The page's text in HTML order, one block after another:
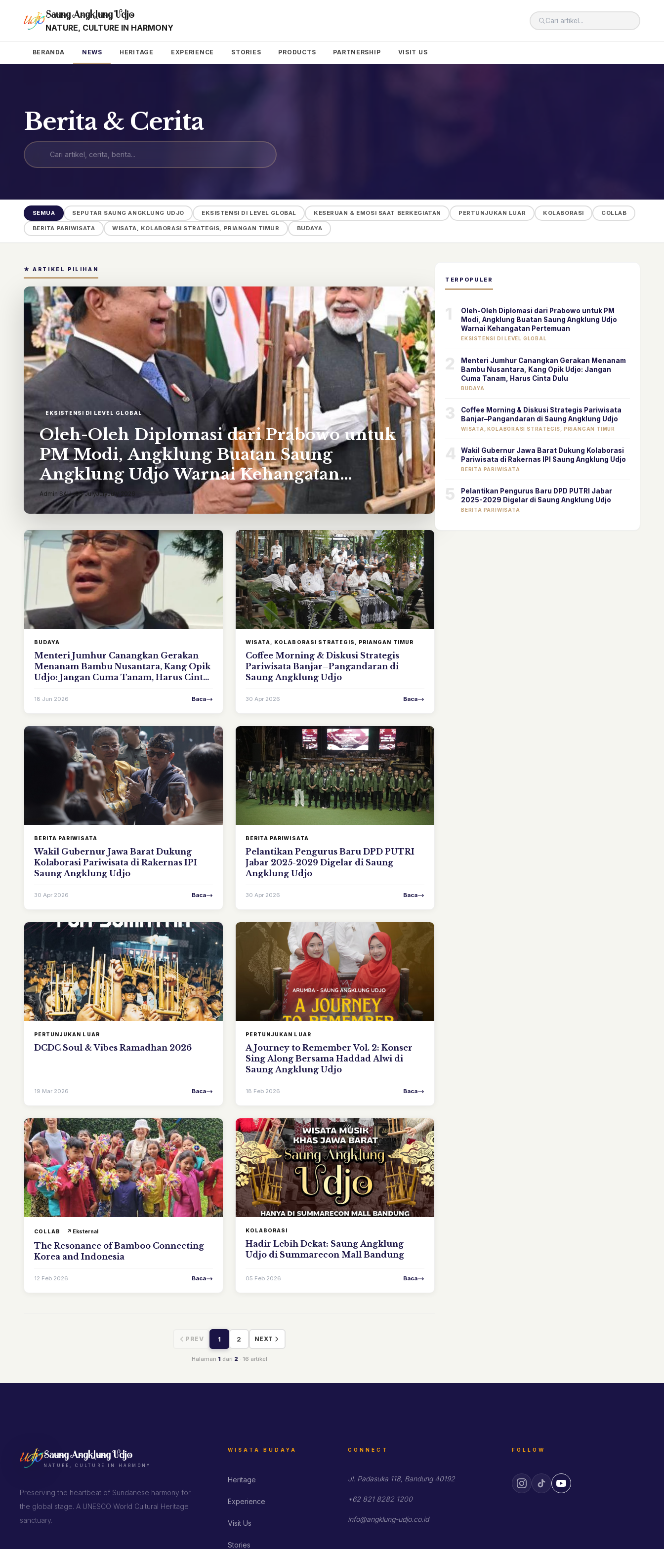
Saung Angklung Udjo
NATURE, CULTURE IN HARMONY
BERANDA NEWS HERITAGE EXPERIENCE STORIES PRODUCTS PARTNERSHIP VISIT US
Berita & Cerita
SEMUA SEPUTAR SAUNG ANGKLUNG UDJO EKSISTENSI DI LEVEL GLOBAL KESERUAN & EMOSI SAAT BERKEGIATAN PERTUNJUKAN LUAR KOLABORASI COLLAB
BERITA PARIWISATA WISATA, KOLABORASI STRATEGIS, PRIANGAN TIMUR BUDAYA
★ ARTIKEL PILIHAN
EKSISTENSI DI LEVEL GLOBAL
Oleh-Oleh Diplomasi dari Prabowo untuk
PM Modi, Angklung Buatan Saung
Angklung Udjo Warnai Kehangatan
Pertemuan
Admin SAU•08 JulyJulyJuly 2026
BUDAYA
Menteri Jumhur Canangkan Gerakan
Menanam Bambu Nusantara, Kang Opik
Udjo: Jangan Cuma Tanam, Harus Cinta
18 Jun 2026 Baca
WISATA, KOLABORASI STRATEGIS, PRIANGAN TIMUR
Coffee Morning & Diskusi Strategis
Pariwisata Banjar–Pangandaran di
Saung Angklung Udjo
30 Apr 2026 Baca
BERITA PARIWISATA
Wakil Gubernur Jawa Barat Dukung
Kolaborasi Pariwisata di Rakernas IPI
Saung Angklung Udjo
30 Apr 2026 Baca
BERITA PARIWISATA
Pelantikan Pengurus Baru DPD PUTRI
Jabar 2025-2029 Digelar di Saung
Angklung Udjo
30 Apr 2026 Baca
PERTUNJUKAN LUAR
DCDC Soul & Vibes Ramadhan 2026
19 Mar 2026 Baca
PERTUNJUKAN LUAR
A Journey to Remember Vol. 2: Konser
Sing Along Bersama Haddad Alwi di
Saung Angklung Udjo
18 Feb 2026 Baca
COLLAB ↗ Eksternal
The Resonance of Bamboo Connecting
Korea and Indonesia
12 Feb 2026 Baca
KOLABORASI
Hadir Lebih Dekat: Saung Angklung
Udjo di Summarecon Mall Bandung
05 Feb 2026 Baca
PREV 1 2 NEXT
Halaman 1 dari 2 · 16 artikel
TERPOPULER
Oleh-Oleh Diplomasi dari Prabowo untuk PM
Modi, Angklung Buatan Saung Angklung Udjo
Warnai Kehangatan Pertemuan
EKSISTENSI DI LEVEL GLOBAL
Menteri Jumhur Canangkan Gerakan Menanam
Bambu Nusantara, Kang Opik Udjo: Jangan
Cuma Tanam, Harus Cinta Dulu
BUDAYA
Coffee Morning & Diskusi Strategis Pariwisata
Banjar–Pangandaran di Saung Angklung Udjo
WISATA, KOLABORASI STRATEGIS, PRIANGAN TIMUR
Wakil Gubernur Jawa Barat Dukung Kolaborasi
Pariwisata di Rakernas IPI Saung Angklung Udjo
BERITA PARIWISATA
Pelantikan Pengurus Baru DPD PUTRI Jabar
2025-2029 Digelar di Saung Angklung Udjo
BERITA PARIWISATA
Saung Angklung Udjo
NATURE, CULTURE IN HARMONY
Preserving the heartbeat of Sundanese harmony for
the global stage. A UNESCO World Cultural Heritage
sanctuary.
WISATA BUDAYA
Heritage
Experience
Visit Us
Stories
CONNECT
Jl. Padasuka 118, Bandung 40192
+62 821 8282 1200
info@angklung-udjo.co.id
FOLLOW